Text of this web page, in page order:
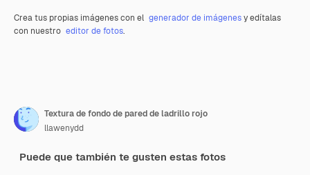
Crea tus propias imágenes con el generador de imágenesy edítalas
con nuestro editor de fotos.
Textura de fondo de pared de ladrillo rojo
llawenydd
Puede que también te gusten estas fotos